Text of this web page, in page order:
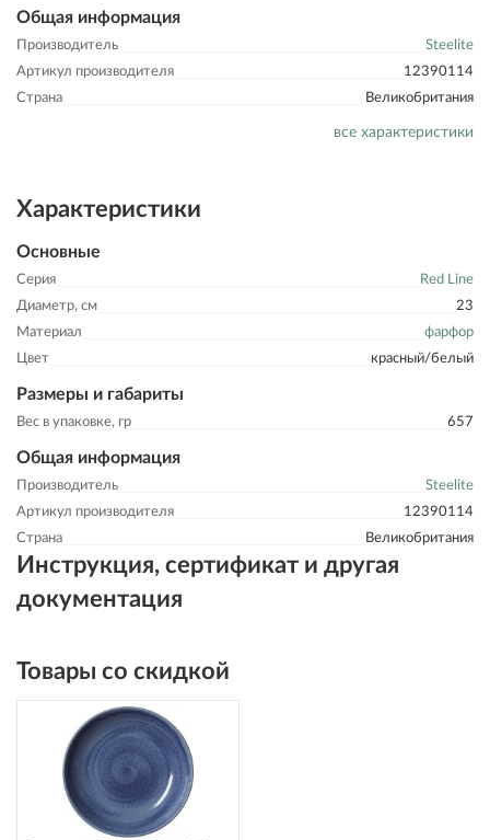
Общая информация
Производитель
Steelite
Артикул производителя
12390114
Страна
Великобритания
все характеристики
Характеристики
Основные
Серия
Red Line
Диаметр, см
23
Материал
фарфор
Цвет
красный/белый
Размеры и габариты
Вес в упаковке, гр 657
Общая информация
Производитель
Steelite
Артикул производителя
12390114
Страна
Великобритания
Инструкция, сертификат и другая
документация
Товары со скидкой